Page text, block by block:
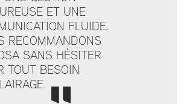
ET UNE
FLUIDE.
RECOMMANDONS
SANS HÉSITER
TOUT BESOIN